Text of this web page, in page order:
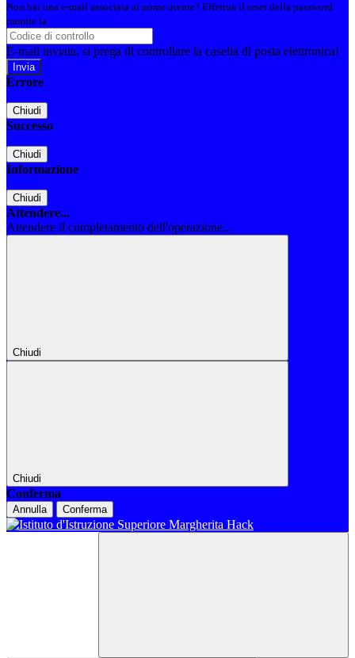
Non hai una e-mail associata al nome utente? Effettua il reset della password
tramite la
E-mail inviata, si prega di controllare la casella di posta elettronica!
Errore
Chiudi
Successo
Chiudi
Informazione
Chiudi
Attendere...
Attendere il completamento dell'operazione...
Chiudi
Chiudi
Conferma
Annulla Conferma